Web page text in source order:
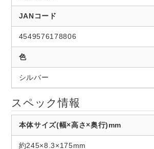
JANコード
4549576178806
色
シルバー
スペック情報
本体サイズ(幅×高さ×奥行)mm
約245×8.3×175mm